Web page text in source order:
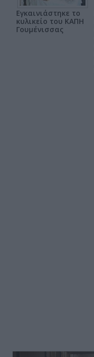
Εγκαινιάστηκε το
κυλικείο του ΚΑΠΗ
Γουμένισσας